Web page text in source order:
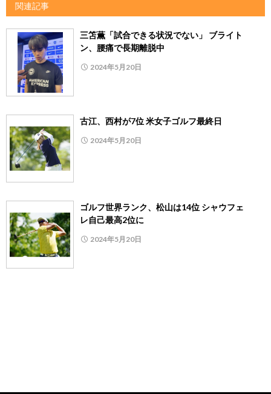
関連記事
三笘薫「試合できる状況でない」 ブライト
ン、腰痛で長期離脱中
2024年5月20日
古江、西村が7位 米女子ゴルフ最終日
2024年5月20日
ゴルフ世界ランク、松山は14位 シャウフェ
レ自己最高2位に
2024年5月20日